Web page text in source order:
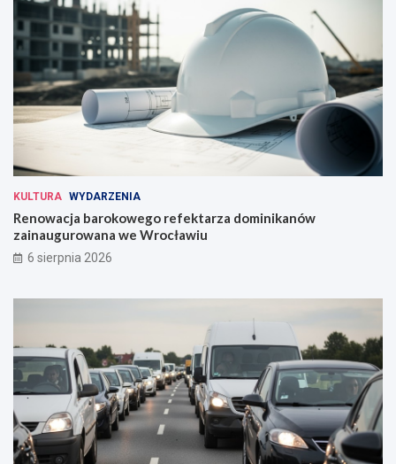
KULTURA WYDARZENIA
Renowacja barokowego refektarza dominikanów
zainaugurowana we Wrocławiu
6 sierpnia 2026